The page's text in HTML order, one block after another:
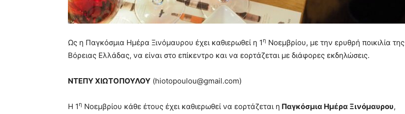
Ως η Παγκόσμια Ημέρα Ξινόμαυρου έχει καθιερωθεί η 1η Νοεμβρίου, με την ερυθρή ποικιλία της
Βόρειας Ελλάδας, να είναι στο επίκεντρο και να εορτάζεται με διάφορες εκδηλώσεις.
ΝΤΕΠΥ ΧΙΩΤΟΠΟΥΛΟΥ (hiotopoulou@gmail.com)
Η 1η Νοεμβρίου κάθε έτους έχει καθιερωθεί να εορτάζεται η Παγκόσμια Ημέρα Ξινόμαυρου,